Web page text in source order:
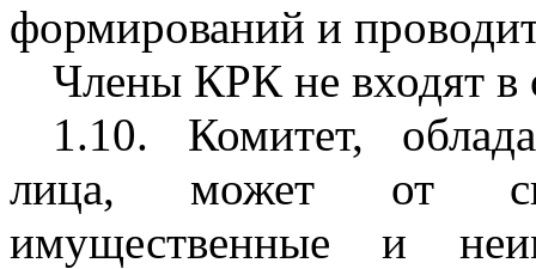
формирований и
Члены КРК не входят в
1.10. Комитет,
лица, может от
имущественные и